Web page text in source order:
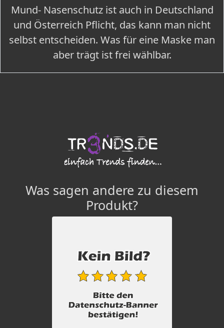
Mund- Nasenschutz ist auch in Deutschland
und Österreich Pflicht, das kann man nicht
selbst entscheiden. Was für eine Maske man
aber trägt ist frei wählbar.
Was sagen andere zu diesem
Produkt?